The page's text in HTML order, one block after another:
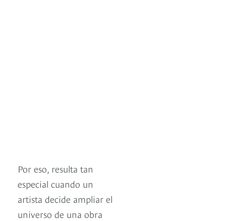
Por eso, resulta tan
especial cuando un
artista decide ampliar el
universo de una obra